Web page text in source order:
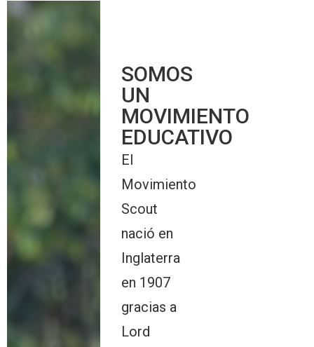
SOMOS
UN
MOVIMIENTO
EDUCATIVO
El
Movimiento
Scout
nació en
Inglaterra
en 1907
gracias a
Lord